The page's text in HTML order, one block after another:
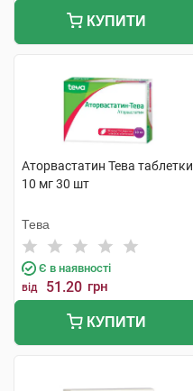
КУПИТИ
Аторвастатин Тева таблетки
10 мг 30 шт
Тева
Є в наявності
від 51.20 грн
КУПИТИ